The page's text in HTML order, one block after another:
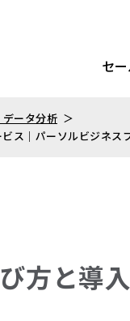
セ
ータ分析
ス｜パーソルビジネス
方と導